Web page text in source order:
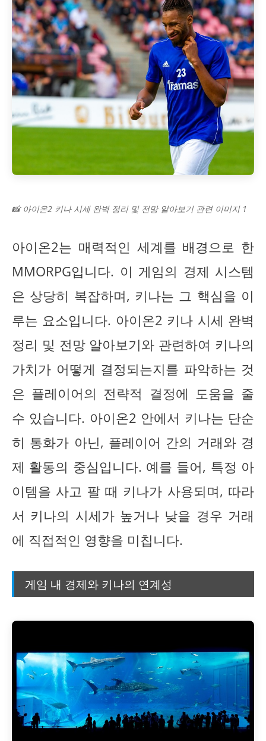
📸 아이온2 키나 시세 완벽 정리 및 전망 알아보기 관련 이미지 1
아이온2는 매력적인 세계를 배경으로 한
MMORPG입니다. 이 게임의 경제 시스템
은 상당히 복잡하며, 키나는 그 핵심을 이
루는 요소입니다. 아이온2 키나 시세 완벽
정리 및 전망 알아보기와 관련하여 키나의
가치가 어떻게 결정되는지를 파악하는 것
은 플레이어의 전략적 결정에 도움을 줄
수 있습니다. 아이온2 안에서 키나는 단순
히 통화가 아닌, 플레이어 간의 거래와 경
제 활동의 중심입니다. 예를 들어, 특정 아
이템을 사고 팔 때 키나가 사용되며, 따라
서 키나의 시세가 높거나 낮을 경우 거래
에 직접적인 영향을 미칩니다.
게임 내 경제와 키나의 연계성